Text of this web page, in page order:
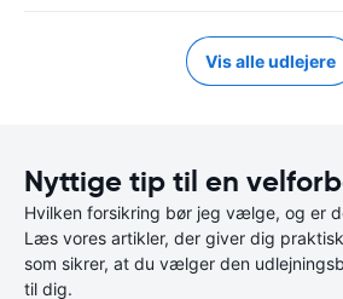
Vis alle udlejere
Nyttige tip til en
Hvilken forsikring bør jeg vælge, og er
Læs vores artikler, der giver dig
som sikrer, at du vælger den
til dig.